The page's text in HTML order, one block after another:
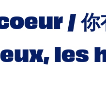
/ 你
les